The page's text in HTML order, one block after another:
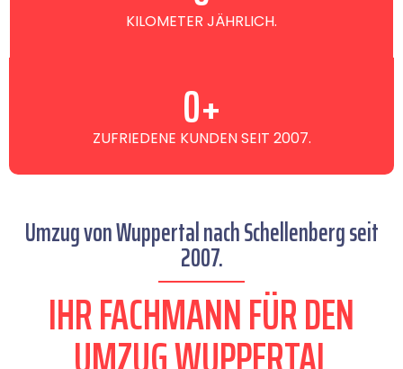
KILOMETER JÄHRLICH.
ZUFRIEDENE KUNDEN SEIT 2007.
0+
Umzug von Wuppertal nach Schellenberg seit
2007.
IHR FACHMANN FÜR DEN